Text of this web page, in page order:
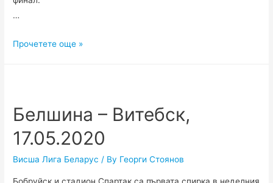
…
Динамо
20.05.2020
Прочетете още »
Белшина – Витебск,
17.05.2020
Висша Лига Беларус / By Георги Стоянов
Бобруйск и стадион Спартак са първата спирка в неделния